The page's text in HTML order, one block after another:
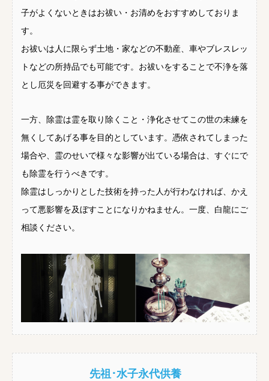
子がよくないときはお祓い・お清めをおすすめしておりま
す。
お祓いは人に限らず土地・家などの不動産、車やブレスレッ
トなどの所持品でも可能です。お祓いをすることで不浄を落
とし厄災を回避する事ができます。
一方、除霊は霊を取り除くこと・浄化させてこの世の未練を
無くしてあげる事を目的としています。憑依されてしまった
場合や、霊のせいで様々な影響が出ている場合は、すぐにで
も除霊を行うべきです。
除霊はしっかりとした技術を持った人が行わなければ、かえ
って悪影響を及ぼすことになりかねません。一度、白龍にご
相談ください。
先祖･水子永代供養